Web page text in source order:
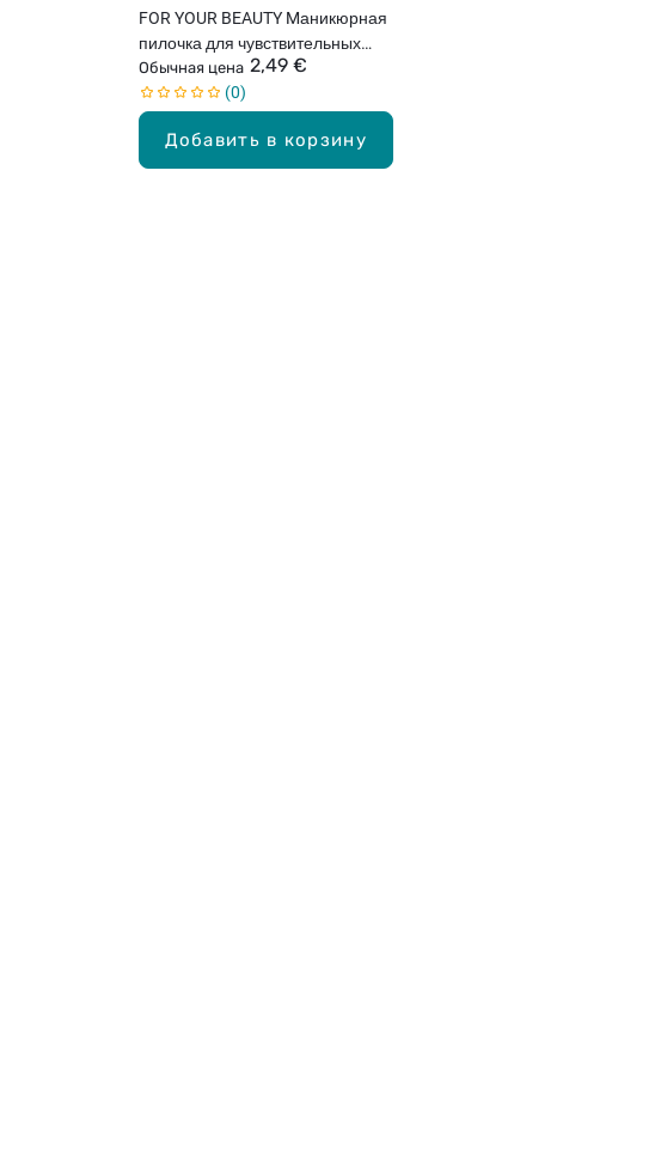
Добавить в корзину
FOR YOUR BEAUTY Mаникюрная
пилочка для чувствительных
ногтей
Обычная цена 2,49 €
0